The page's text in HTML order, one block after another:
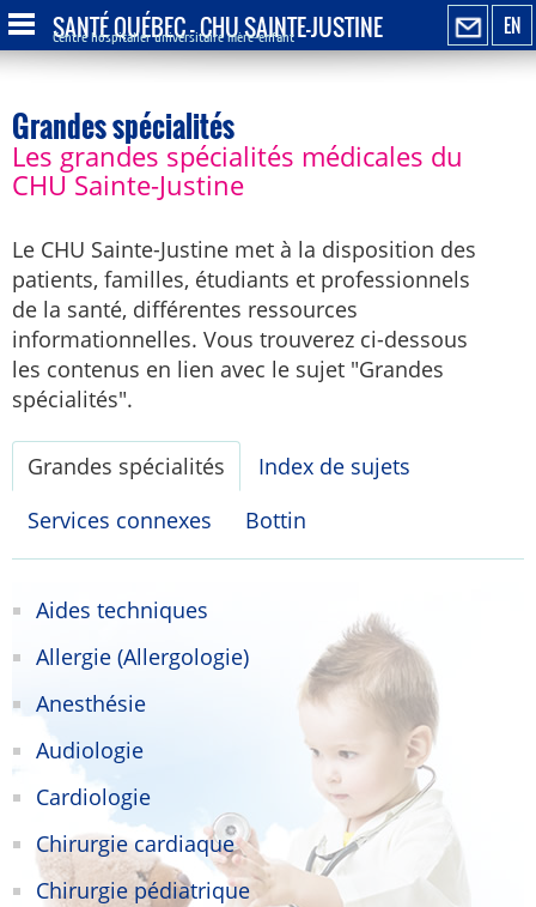
EN
SANTÉ QUÉBEC - CHU SAINTE-JUSTINE
Centre hospitalier universitaire mère-enfant
Grandes spécialités
Les grandes spécialités médicales du
CHU Sainte-Justine
Le CHU Sainte-Justine met à la disposition des
patients, familles, étudiants et professionnels
de la santé, différentes ressources
informationnelles. Vous trouverez ci-dessous
les contenus en lien avec le sujet "Grandes
spécialités".
Grandes spécialités
Index de sujets
Services connexes
Bottin
Aides techniques
Allergie (Allergologie)
Anesthésie
Audiologie
Cardiologie
Chirurgie cardiaque
Chirurgie pédiatrique